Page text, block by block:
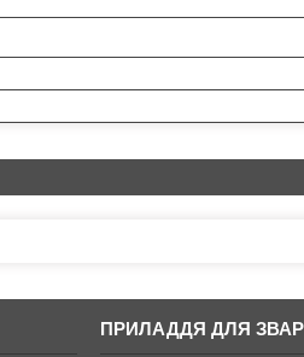
ПРИЛАДДЯ ДЛЯ